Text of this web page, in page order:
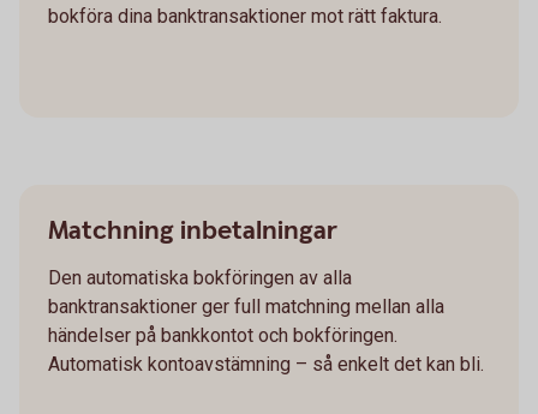
bokföra dina banktransaktioner mot rätt faktura.
Matchning inbetalningar
Den automatiska bokföringen av alla
banktransaktioner ger full matchning mellan alla
händelser på bankkontot och bokföringen.
Automatisk kontoavstämning – så enkelt det kan bli.